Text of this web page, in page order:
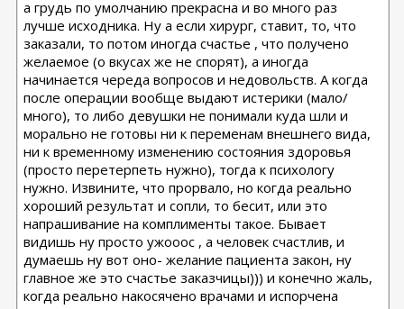
а грудь по умолчанию прекрасна и во много раз
лучше исходника. Ну а если хирург, ставит, то, что
заказали, то потом иногда счастье , что получено
желаемое (о вкусах же не спорят), а иногда
начинается череда вопросов и недовольств. А когда
после операции вообще выдают истерики (мало/
много), то либо девушки не понимали куда шли и
морально не готовы ни к переменам внешнего вида,
ни к временному изменению состояния здоровья
(просто перетерпеть нужно), тогда к психологу
нужно. Извините, что прорвало, но когда реально
хороший результат и сопли, то бесит, или это
напрашивание на комплименты такое. Бывает
видишь ну просто ужооос , а человек счастлив, и
думаешь ну вот оно- желание пациента закон, ну
главное же это счастье заказчицы))) и конечно жаль,
когда реально накосячено врачами и испорчена